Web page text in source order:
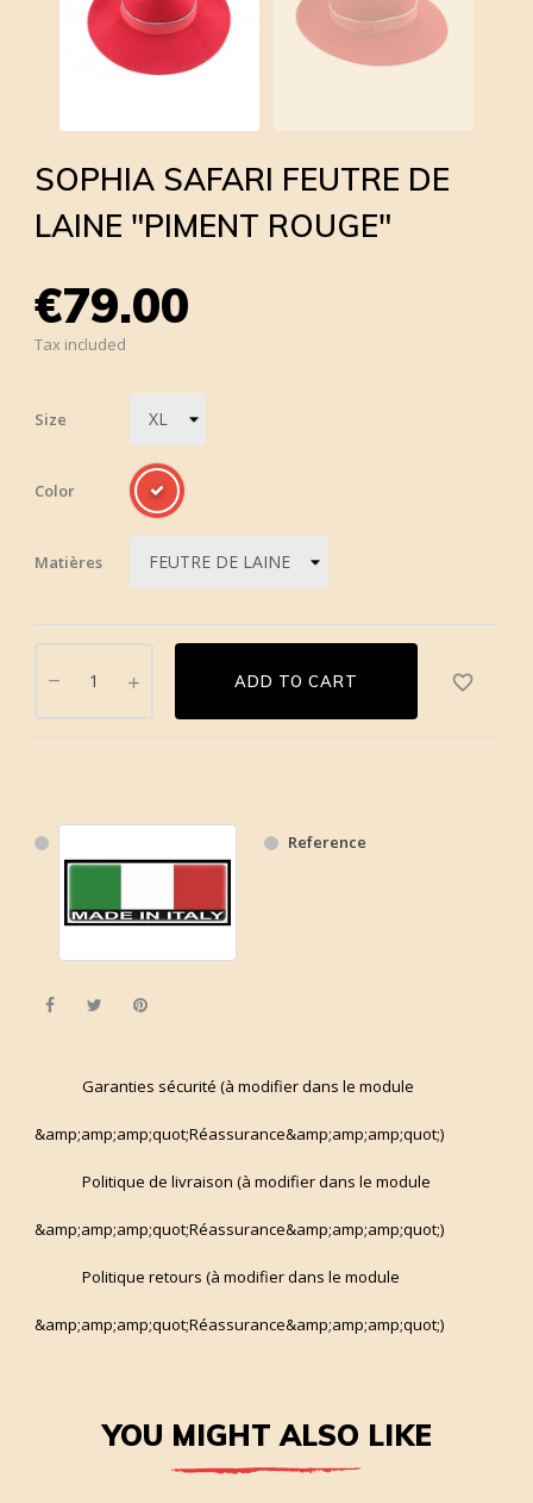
SOPHIA SAFARI FEUTRE DE
LAINE "PIMENT ROUGE"
€79.00
Tax included
Size
Color
Matières
ADD TO CART favorite_border
Reference
Share Tweet
Garanties sécurité (à modifier dans le module
&amp;amp;amp;quot;Réassurance&amp;amp;amp;quot;)
Politique de livraison (à modifier dans le module
&amp;amp;amp;quot;Réassurance&amp;amp;amp;quot;)
Politique retours (à modifier dans le module
&amp;amp;amp;quot;Réassurance&amp;amp;amp;quot;)
YOU MIGHT ALSO LIKE